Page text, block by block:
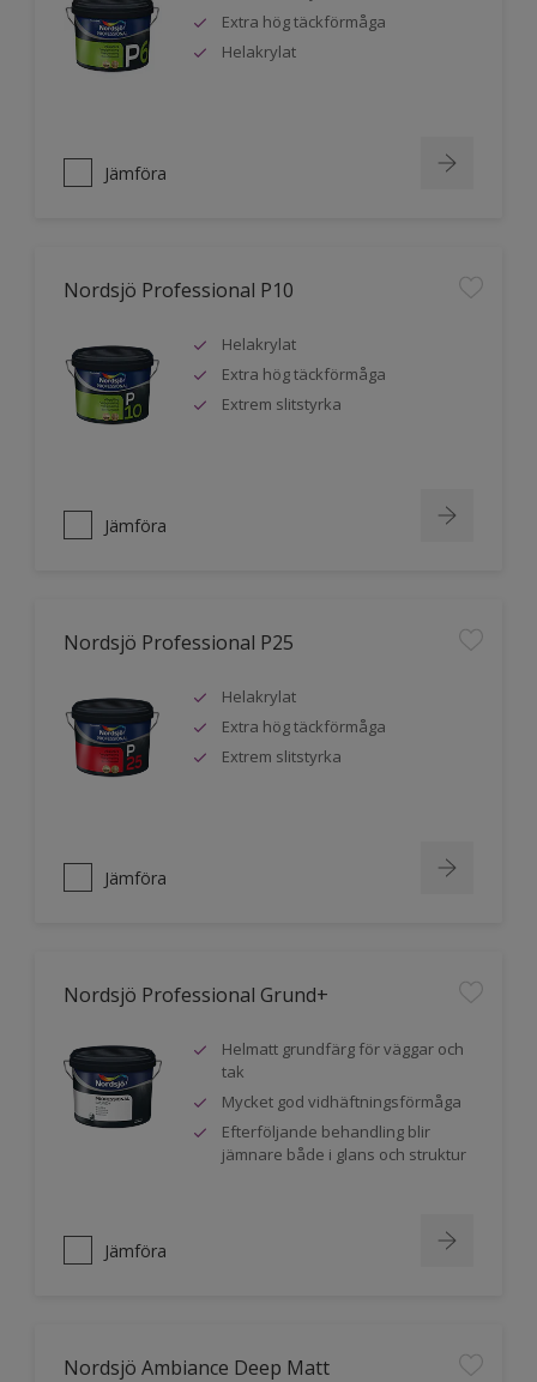
Extra hög täckförmåga
Helakrylat
Jämföra
Nordsjö Professional P10
Helakrylat
Extra hög täckförmåga
Extrem slitstyrka
Jämföra
Nordsjö Professional P25
Helakrylat
Extra hög täckförmåga
Extrem slitstyrka
Jämföra
Nordsjö Professional Grund+
Helmatt grundfärg för väggar och
tak
Mycket god vidhäftningsförmåga
Efterföljande behandling blir
jämnare både i glans och struktur
Jämföra
Nordsjö Ambiance Deep Matt